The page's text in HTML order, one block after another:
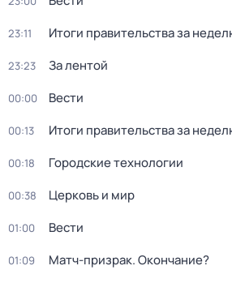
23:11 Итоги правительства за
23:23 За лентой
00:00 Вести
00:13 Итоги правительства за
00:18 Городские технологии
00:38 Церковь и мир
01:00 Вести
01:09 Матч-призрак. Окончание?